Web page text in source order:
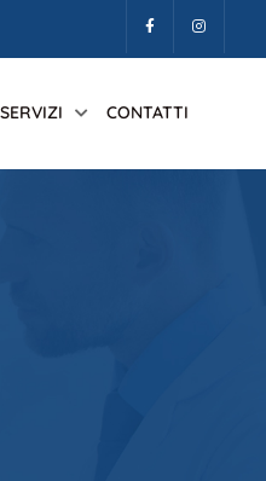
SERVIZI CONTATTI